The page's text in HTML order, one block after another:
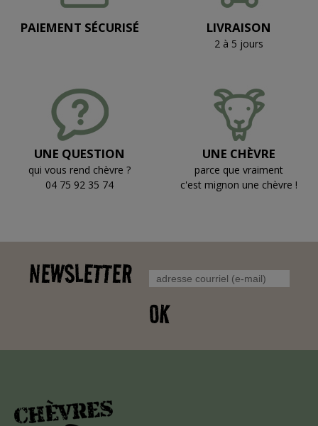
PAIEMENT SÉCURISÉ LIVRAISON
2 à 5 jours
UNE QUESTION
qui vous rend chèvre ?
04 75 92 35 74
UNE CHÈVRE
parce que vraiment
c'est mignon une chèvre !
NEWSLETTER
OK